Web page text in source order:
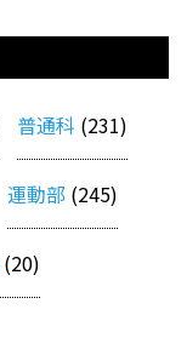
普通科 (231)
運動部 (245)
(20)